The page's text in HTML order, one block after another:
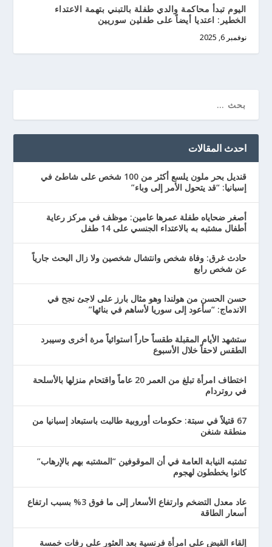
اليوم تبدأ محاكمة والدي طفلة بالتبني بتهمة الاعتداء
الخطير: اعتديا أيضاً على طفلين سوريين
نوفمبر 6, 2025
احدث المقالات
قنديل بحر ملون يلسع أكثر من 100 شخص على شاطئ في
إسبانيا: “قد يتحول الأمر إلى وباء”
أصغر ضحاياه طفلة عمرها عامين: موظف في مركز رعاية
أطفال مشتبه به بالاعتداء الجنسي على 14 طفل
حادث غرق: وفاة شخص وانتشال شخصين ولا زال البحث جارياً
عن شخص رابع
حسن الحسن من هولندا وهو مثال بارز على لاجئ نجح في
الاندماج: “سأعود إلى سوريا لأساهم في بنائها”
ستشهد الأيام المقبلة طقساً حاراً استوائياً مرة أخرى وسيبرد
الطقس لاحقاً خلال الأسبوع
اختطاف امرأة تبلغ من العمر 20 عاماً واقتحام منزلها بالأسلحة
في روتردام
67 قتيلاً في سبتة: حكومات أوروبية طالبت باستبعاد إسبانيا من
منطقة شنغن
تشتبه النيابة العامة في أن الموقوفين “المشتبه بهم بالإرهاب”
كانوا يخططون لهجوم
عاد معدل التضخم وارتفاع الأسعار إلى ما فوق 3% بسبب ارتفاع
أسعار الطاقة
إلقاء القبض على امرأة فرنسية بعد العثور على رفات خمسة